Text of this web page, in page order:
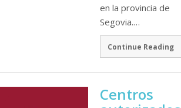
en la provincia de
Segovia.…
Continue Reading
Centros